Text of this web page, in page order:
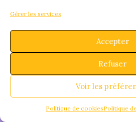
Gérer les services
Accepter
Refuser
Voir les
Politique de cookiesPolitique